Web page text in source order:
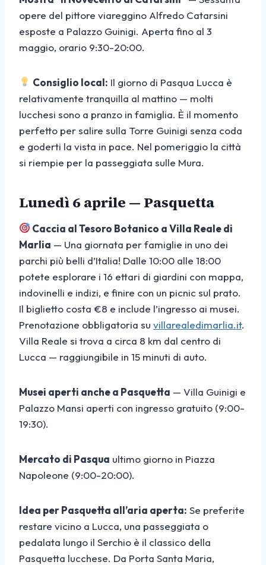
opere del pittore viareggino Alfredo Catarsini
esposte a Palazzo Guinigi. Aperta fino al 3
maggio, orario 9:30-20:00.
Consiglio local: Il giorno di Pasqua Lucca è
relativamente tranquilla al mattino — molti
lucchesi sono a pranzo in famiglia. È il momento
perfetto per salire sulla Torre Guinigi senza coda
e goderti la vista in pace. Nel pomeriggio la città
si riempie per la passeggiata sulle Mura.
Lunedì 6 aprile — Pasquetta
Caccia al Tesoro Botanico a Villa Reale di
Marlia — Una giornata per famiglie in uno dei
parchi più belli d’Italia! Dalle 10:00 alle 18:00
potete esplorare i 16 ettari di giardini con mappa,
indovinelli e indizi, e finire con un picnic sul prato.
Il biglietto costa €8 e include l’ingresso ai musei.
Prenotazione obbligatoria su villarealedimarlia.it.
Villa Reale si trova a circa 8 km dal centro di
Lucca — raggiungibile in 15 minuti di auto.
Musei aperti anche a Pasquetta — Villa Guinigi e
Palazzo Mansi aperti con ingresso gratuito (9:00-
19:30).
Mercato di Pasqua ultimo giorno in Piazza
Napoleone (9:00-20:00).
Idea per Pasquetta all’aria aperta: Se preferite
restare vicino a Lucca, una passeggiata o
pedalata lungo il Serchio è il classico della
Pasquetta lucchese. Da Porta Santa Maria,